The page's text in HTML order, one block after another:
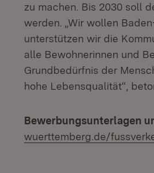
zu machen. Bis 2030 soll
werden. „Wir wollen
unterstützen wir die
alle Bewohnerinnen und
Grundbedürfnis der
hohe Lebensqualität“,
Bewerbungsunterlagen
wuerttemberg.de/